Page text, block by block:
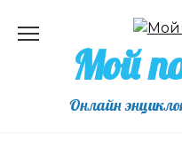
содержаниюМой
Онлайн